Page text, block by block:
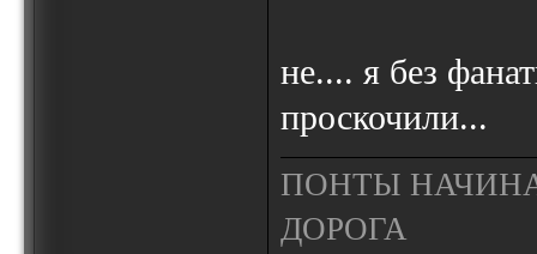
не.... я без
проскочили...
ПОНТЫ
ДОРОГА